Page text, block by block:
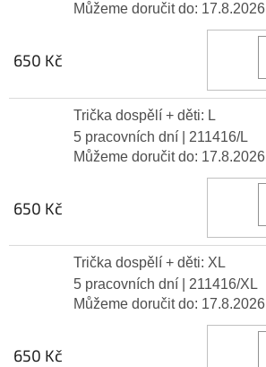
Můžeme doručit do: 17.8.2026
650 Kč
Trička dospělí + děti: L
5 pracovních dní
| 211416/L
Můžeme doručit do: 17.8.2026
650 Kč
Trička dospělí + děti: XL
5 pracovních dní
| 211416/XL
Můžeme doručit do: 17.8.2026
650 Kč